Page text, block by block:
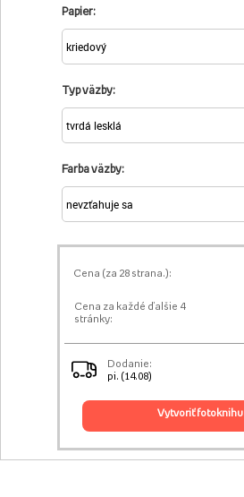
Papier:
Typ väzby:
Farba väzby:
Cena (za 28 strana.):
Cena za každé ďalšie 4
stránky:
Dodanie:
pi. (14.08)
vytvoriť fotoknihu